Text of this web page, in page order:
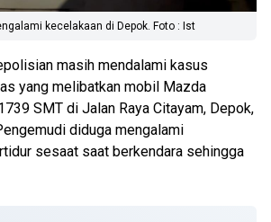
kecelakaan di Depok. Foto : Ist
masih mendalami kasus
yang melibatkan mobil Mazda
SMT di Jalan Raya Citayam, Depok,
diduga mengalami
sesaat saat berkendara sehingga